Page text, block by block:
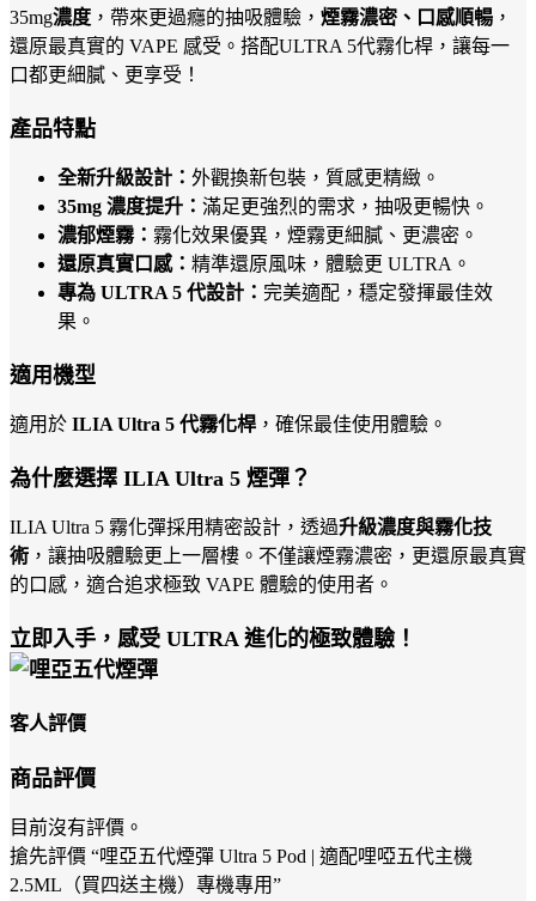
35mg濃度 ，帶來更過癮的抽吸體驗， 煙霧濃密、口感順暢 ，
還原最真實的 VAPE 感受。搭配ULTRA 5代霧化桿，讓每一
口都更細膩、更享受！
產品特點
全新升級設計： 外觀換新包裝，質感更精緻。
35mg 濃度提升： 滿足更強烈的需求，抽吸更暢快。
濃郁煙霧： 霧化效果優異，煙霧更細膩、更濃密。
還原真實口感： 精準還原風味，體驗更 ULTRA。
專為 ULTRA 5 代設計： 完美適配，穩定發揮最佳效
果。
適用機型
適用於 ILIA Ultra 5 代霧化桿 ，確保最佳使用體驗。
為什麼選擇 ILIA Ultra 5 煙彈？
ILIA Ultra 5 霧化彈採用精密設計，透過升級濃度與霧化技
術 ，讓抽吸體驗更上一層樓。不僅讓煙霧濃密，更還原最真實
的口感，適合追求極致 VAPE 體驗的使用者。
立即入手，感受 ULTRA 進化的極致體驗！
客人評價
商品評價
目前沒有評價。
搶先評價 “哩亞五代煙彈 Ultra 5 Pod | 適配哩啞五代主機
2.5ML（買四送主機）專機專用”